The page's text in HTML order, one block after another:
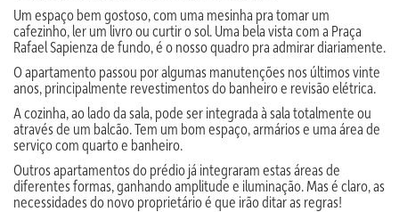
Um espaço bem gostoso, com uma mesinha pra tomar um
cafezinho, ler um livro ou curtir o sol. Uma bela vista com a Praça
Rafael Sapienza de fundo, é o nosso quadro pra admirar diariamente.
O apartamento passou por algumas manutenções nos últimos vinte
anos, principalmente revestimentos do banheiro e revisão elétrica.
A cozinha, ao lado da sala, pode ser integrada à sala totalmente ou
através de um balcão. Tem um bom espaço, armários e uma área de
serviço com quarto e banheiro.
Outros apartamentos do prédio já integraram estas áreas de
diferentes formas, ganhando amplitude e iluminação. Mas é claro, as
necessidades do novo proprietário é que irão ditar as regras!